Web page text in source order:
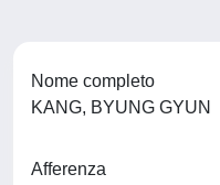
Nome completo
KANG, BYUNG GYUN
Afferenza